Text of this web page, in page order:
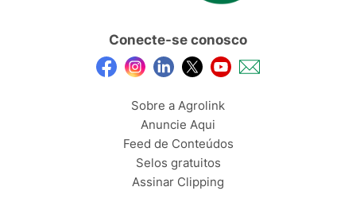
Conecte-se conosco
Sobre a Agrolink
Anuncie Aqui
Feed de Conteúdos
Selos gratuitos
Assinar Clipping